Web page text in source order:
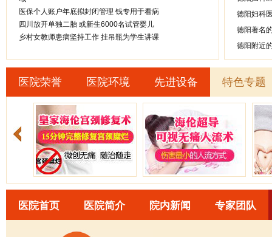
医保个人账户年底拟封闭管理 钱专用于看病
四川放开单独二胎 或新生6000名试管婴儿
乡村女教师患病坚持工作 挂吊瓶为学生讲课
德阳妇科
德阳著名
德阳附近
医院荣誉 医院环境 先进设备 特色专题
医院首页 医院简介 院内新闻 专家团队